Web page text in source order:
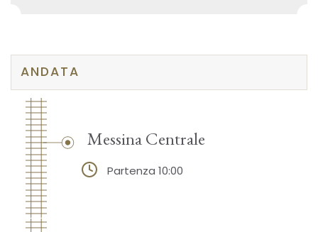
ANDATA
Messina Centrale
Partenza 10:00